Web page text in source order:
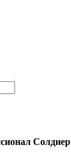
Солдиер